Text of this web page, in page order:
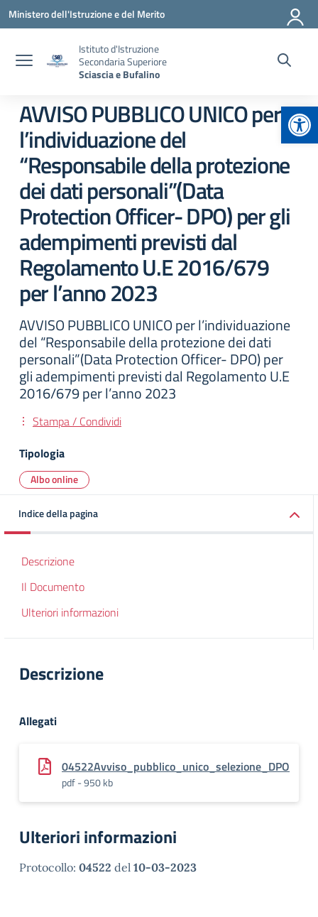
Vai ai contenuti
Vai al menu di navigazione
Vai al footer
Ministero dell'Istruzione e del Merito
Istituto d'Istruzione
Secondaria Superiore
Sciascia e Bufalino
AVVISO PUBBLICO UNICO per
l’individuazione del
“Responsabile della protezione
dei dati personali”(Data
Protection Officer- DPO) per gli
adempimenti previsti dal
Regolamento U.E 2016/679
per l’anno 2023
AVVISO PUBBLICO UNICO per l’individuazione
del “Responsabile della protezione dei dati
personali”(Data Protection Officer- DPO) per
gli adempimenti previsti dal Regolamento U.E
2016/679 per l’anno 2023
Stampa / Condividi
Tipologia
Albo online
Indice della pagina
Descrizione
Il Documento
Ulteriori informazioni
Descrizione
Allegati
04522Avviso_pubblico_unico_selezione_DPO
pdf - 950 kb
Ulteriori informazioni
Protocollo: 04522 del 10-03-2023